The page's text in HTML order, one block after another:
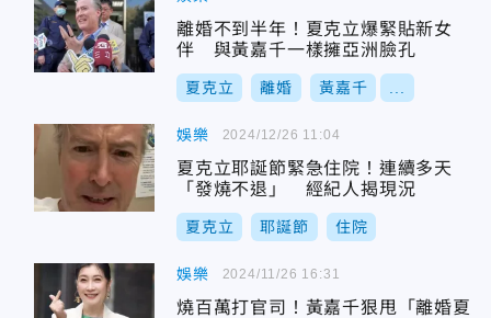
離婚不到半年！夏克立爆緊貼新女
伴 與黃嘉千一樣擁亞洲臉孔
夏克立 離婚 黃嘉千
娛樂
夏克立耶誕節緊急住院！連續多天
「發燒不退」 經紀人揭現況
夏克立 耶誕節 住院
2024/12/26 11:04
娛樂
燒百萬打官司！黃嘉千狠甩「離婚夏
2024/11/26 16:31